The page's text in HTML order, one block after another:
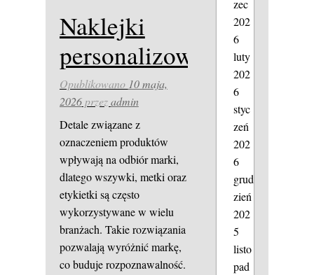
Naklejki
personalizowane
Opublikowano 10 maja,
2026przezadmin
Detale związane z
oznaczeniem produktów
wpływają na odbiór marki,
dlatego wszywki, metki oraz
etykietki są często
wykorzystywane w wielu
branżach. Takie rozwiązania
pozwalają wyróżnić markę,
co buduje rozpoznawalność.
zec
202
6
luty
202
6
styc
zeń
202
6
grud
zień
202
5
listo
pad